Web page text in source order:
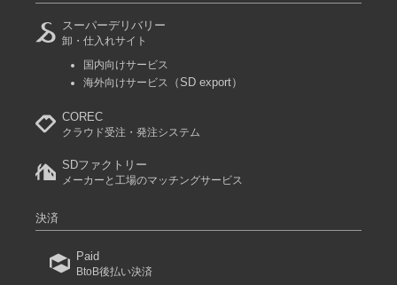
スーパーデリバリー
卸・仕入れサイト
国内向けサービス
海外向けサービス
（SD export）
COREC
クラウド受注・発注システム
SDファクトリー
メーカーと工場のマッチングサービス
決済
Paid
BtoB後払い決済